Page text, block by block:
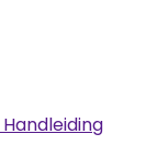
Handleiding